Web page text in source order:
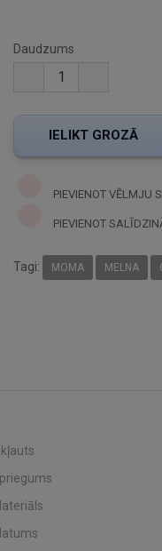
Daudzums
PIEVIENOT VĒLMJU
PIEVIENOT
Tagi: MOMA MELNA